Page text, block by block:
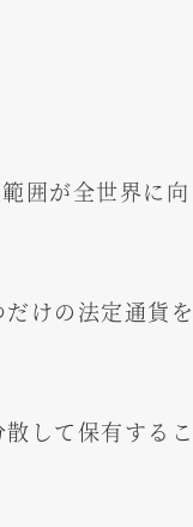
囲が全世界に向
けの法定通貨を
して保有するこ